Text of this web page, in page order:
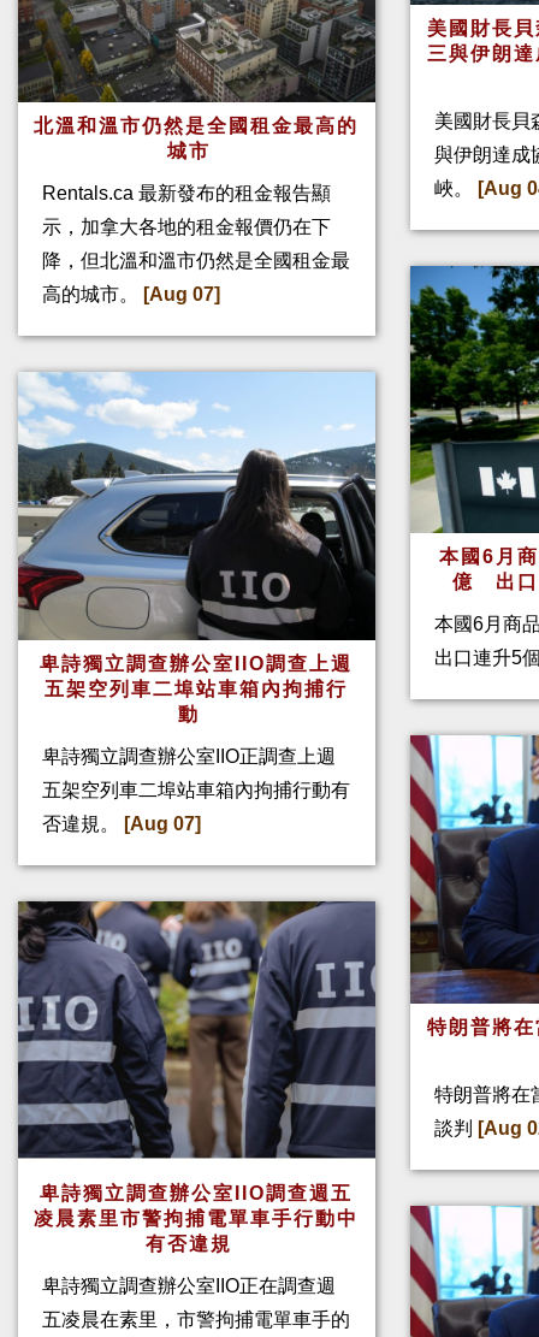
北溫和溫市仍然是全國租金最高的
城市
Rentals.ca 最新發布的租金報告顯
示，加拿大各地的租金報價仍在下
降，但北溫和溫市仍然是全國租金最
高的城市。
[Aug 07]
卑詩獨立調查辦公室IIO調查上週
五架空列車二埠站車箱內拘捕行
動
卑詩獨立調查辦公室IIO正調查上週
五架空列車二埠站車箱內拘捕行動有
否違規。
[Aug 07]
卑詩獨立調查辦公室IIO調查週五
凌晨素里市警拘捕電單車手行動中
有否違規
卑詩獨立調查辦公室IIO正在調查週
五凌晨在素里，市警拘捕電單車手的
美國財長
三與伊朗
美國財長貝
與伊朗達成
峽。
[Aug
本國6月
億 出口
本國6月商
出口連升5
特朗普將
特朗普將在
談判
[Aug